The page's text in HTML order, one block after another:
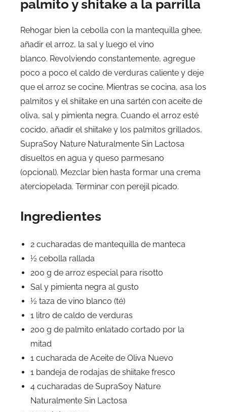
palmito y shitake a la parrilla
Rehogar bien la cebolla con la mantequilla ghee,
añadir el arroz, la sal y luego el vino
blanco. Revolviendo constantemente, agregue
poco a poco el caldo de verduras caliente y deje
que el arroz se cocine. Mientras se cocina, asa los
palmitos y el shiitake en una sartén con aceite de
oliva, sal y pimienta negra. Cuando el arroz esté
cocido, añadir el shiitake y los palmitos grillados,
SupraSoy Nature Naturalmente Sin Lactosa
disueltos en agua y queso parmesano
(opcional). Mezclar bien hasta formar una crema
aterciopelada. Terminar con perejil picado.
Ingredientes
2 cucharadas de mantequilla de manteca
½ cebolla rallada
200 g de arroz especial para risotto
Sal y pimienta negra al gusto
½ taza de vino blanco (té)
1 litro de caldo de verduras
200 g de palmito enlatado cortado por la
mitad
1 cucharada de Aceite de Oliva Nuevo
1 bandeja de rodajas de shiitake fresco
4 cucharadas de SupraSoy Nature
Naturalmente Sin Lactosa